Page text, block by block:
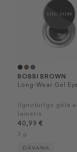
BOBBI BROWN
Long-Wear Gel
Ilgnoturīgs gēla
laineris
40,99 €
3 g
DĀVANA